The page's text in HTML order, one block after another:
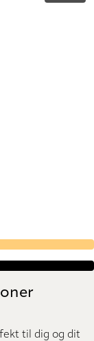
til dig og dit